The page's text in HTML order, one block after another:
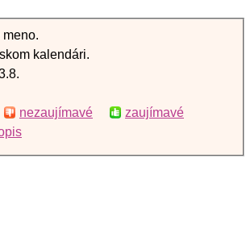
kalendári.
nezaujímavé
zaujímavé